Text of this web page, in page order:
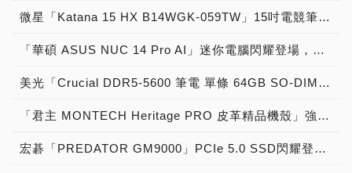
微星「Katana 15 HX B14WGK-059TW」15吋電競筆電震撼上市，不到五萬戰鬥機種 採用「RTX 5070強力顯卡，DLSS 4順暢玩遊戲，十四代16核處理器，四區炫光電競鍵盤，超強靜音散熱設計，1G＋Wi-Fi 6E連網，2K 165Hz電競螢幕，順暢玩大部分遊戲」獲原價屋店長肯定推薦「史上最超值GeForce RTX 5070戰鬥機種」晉升遊戲玩家價格：46,999元起！
「華碩 ASUS NUC 14 Pro AI」迷你電腦閃耀登場，採用「第十四代NUC 電腦，強大ＡＩ運算性能，體積嬌小不佔空間，內建喇叭與麥克風，可以用語音跑ＡＩ，指紋辨識安全可靠，全面高速連網能力，通過軍規認證穩固」獲原價屋店長肯定推薦「史上最強AI人工智慧小電腦」晉升迷你AI PC價格：33,900元起！
美光「Crucial DDR5-5600 筆電 單條 64GB SO-DIMM」記憶體模組強勢來襲，採用「超大記憶體容量，筆電衝上128 GB，最高支援256 GB，AI運算沒問題，虛擬機運作順暢，記憶容量衝上極限」獲原價屋店長肯定推薦「PC DIY擴充筆電最大記憶體容量」插滿記憶體價格：4,999元/條起！
「君主 MONTECH Heritage PRO 皮革精品機殼」強勢來襲，採用「時尚美學設計，氣質出眾外表，皮革金屬材質，小尺寸大空間，超大肚量擴充」獲原價屋店長肯定推薦「PC DIY打造質感皮革電腦豪宅」晉升時尚主機價格：2,990元起！
宏碁「PREDATOR GM9000」PCIe 5.0 SSD閃耀登場，採用「高速顛峰效能，14GB/s極限狂飆，台灣慧榮主控，台積代工製造，新六奈米製程，第四代新產品，功耗降低50％，單面打件設計，功耗不到七瓦」獲原價屋店長肯定推薦「PC DIY電腦組裝神兵利器」晉升PCIe 5.0 SSD強者價格：4,580元起！